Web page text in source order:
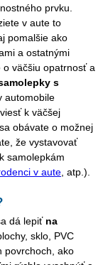
prvku.
v aute to
pomalšie ako
a ostatnými
väčšiu opatrnosť a
s
automobile
k väčšej
obávate o možnej
že vystavovať
samolepkám
v aute , atp.).
dá lepiť na
sklo, PVC
povrchoch, ako